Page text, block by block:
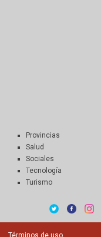
Provincias
Salud
Sociales
Tecnología
Turismo
Términos de uso